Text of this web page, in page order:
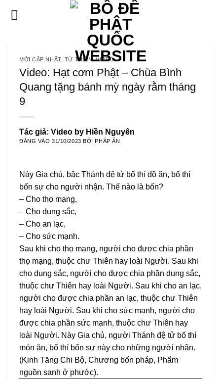
qua
MỚI CẬP NHẬT, TỪ THIỆN ,VIDEO
Video: Hạt cơm Phật – Chùa Bình
Quang tặng bánh mỳ ngày rằm tháng
9
Tác giả: Video by Hiền Nguyên
ĐĂNG VÀO31/10/2023 BỞIPHÁP ẤN
Này Gia chủ, bậc Thánh đệ tử bố thí đồ ăn, bố thí
bốn sự cho người nhận. Thế nào là bốn?
– Cho thọ mạng,
– Cho dung sắc,
– Cho an lạc,
– Cho sức mạnh.
Sau khi cho thọ mạng, người cho được chia phần
thọ mạng, thuộc chư Thiên hay loài Người. Sau khi
cho dung sắc, người cho được chia phần dung sắc,
thuộc chư Thiên hay loài Người. Sau khi cho an lạc,
người cho được chia phần an lạc, thuộc chư Thiên
hay loài Người. Sau khi cho sức mạnh, người cho
được chia phần sức mạnh, thuộc chư Thiên hay
loài Người. Này Gia chủ, người Thánh đệ tử bố thí
món ăn, bố thí bốn sự này cho những người nhận.
(Kinh Tăng Chi Bộ, Chương bốn pháp, Phẩm
nguồn sanh ở phước).